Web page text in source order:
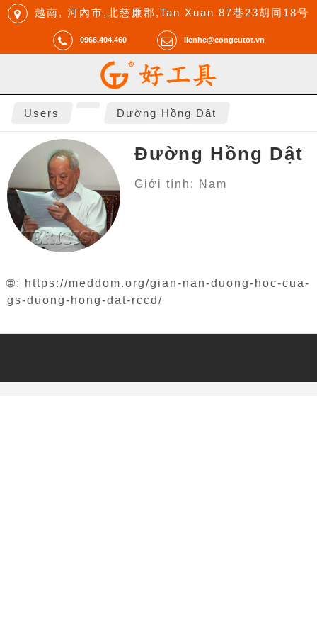
越南, 河內市,北慈廉郡,Tan Xuan 87巷23胡同18号
0966.404.460 lienhe@congcutot.vn
Users Đường Hồng Dật
Đường Hồng Dật
Giới tính: Nam
🌐:
https://meddom.org/gian-nan-duong-hoc-cua-
gs-duong-hong-dat-rccd/